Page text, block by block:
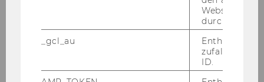
Presseaussendungen 2012
durch
_gcl_au
Enthält eine
ID.